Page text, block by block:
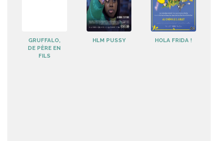
GRUFFALO,
DE PÈRE EN
FILS
HLM PUSSY HOLA FRIDA !